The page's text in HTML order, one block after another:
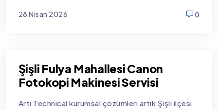
28 Nisan 2026
0
Şişli Fulya Mahallesi Canon
Fotokopi Makinesi Servisi
Artı Technical kurumsal çözümleri artık Şişli ilçesi